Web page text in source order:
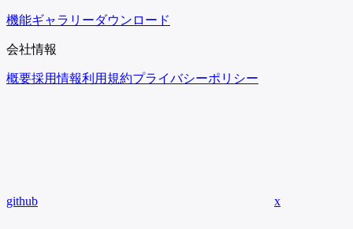
機能ギャラリーダウンロード
会社情報
概要採用情報利用規約プライバシーポリシー
github x